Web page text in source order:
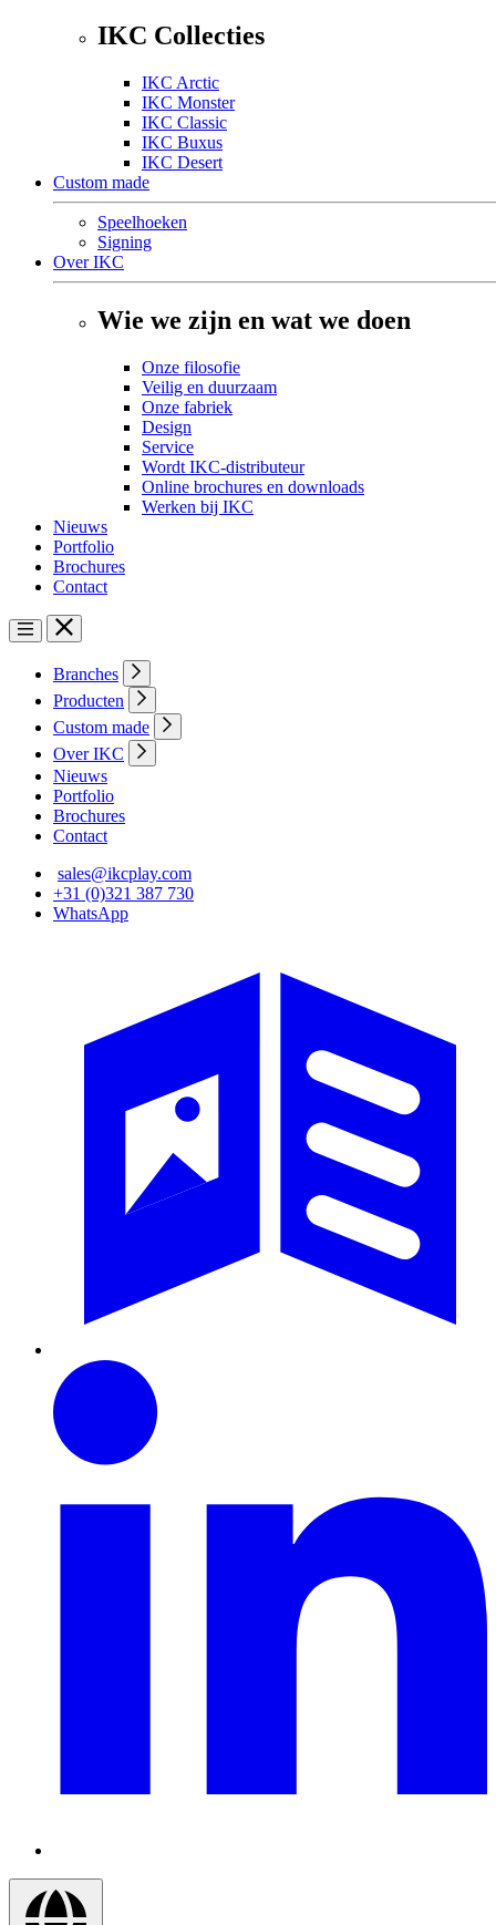
IKC Collecties
IKC Arctic
IKC Monster
IKC Classic
IKC Buxus
IKC Desert
Custom made
Speelhoeken
Signing
Over IKC
Wie we zijn en wat we doen
Onze filosofie
Veilig en duurzaam
Onze fabriek
Design
Service
Wordt IKC-distributeur
Online brochures en downloads
Werken bij IKC
Nieuws
Portfolio
Brochures
Contact
Branches
Producten
Custom made
Over IKC
Nieuws
Portfolio
Brochures
Contact
sales@ikcplay.com
+31 (0)321 387 730
WhatsApp